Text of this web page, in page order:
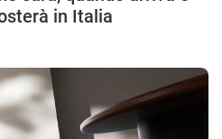
in Italia